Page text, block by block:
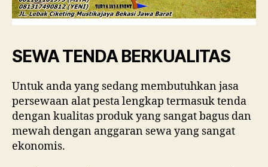
SEWA TENDA BERKUALITAS
Untuk anda yang sedang membutuhkan jasa
persewaan alat pesta lengkap termasuk tenda
dengan kualitas produk yang sangat bagus dan
mewah dengan anggaran sewa yang sangat
ekonomis.